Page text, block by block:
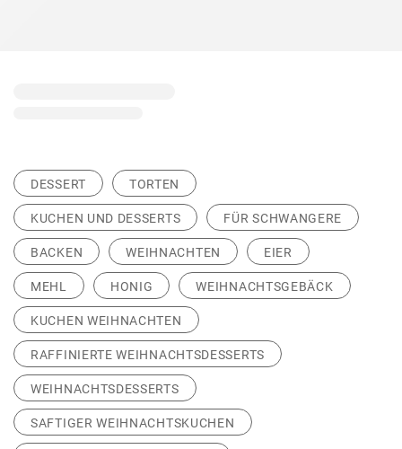
DESSERT TORTEN
KUCHEN UND DESSERTS FÜR SCHWANGERE
BACKEN WEIHNACHTEN EIER
MEHL HONIG WEIHNACHTSGEBÄCK
KUCHEN WEIHNACHTEN
RAFFINIERTE WEIHNACHTSDESSERTS
WEIHNACHTSDESSERTS
SAFTIGER WEIHNACHTSKUCHEN